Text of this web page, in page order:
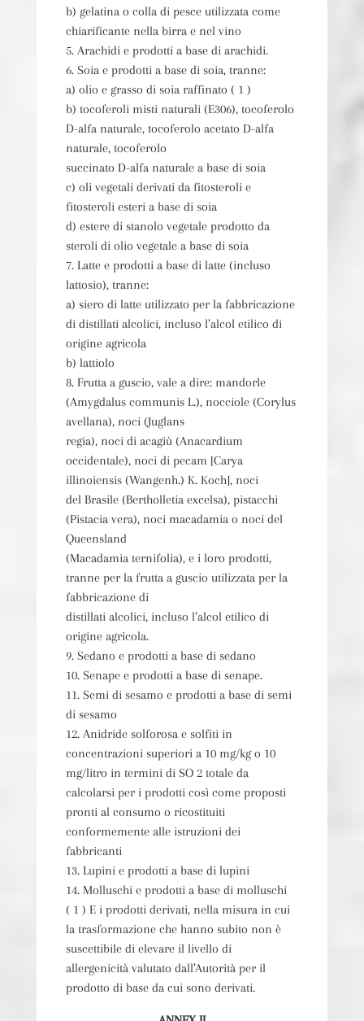
b) gelatina o colla di pesce utilizzata come
chiarificante nella birra e nel vino
5. Arachidi e prodotti a base di arachidi.
6. Soia e prodotti a base di soia, tranne:
a) olio e grasso di soia raffinato ( 1 )
b) tocoferoli misti naturali (E306), tocoferolo
D-alfa naturale, tocoferolo acetato D-alfa
naturale, tocoferolo
succinato D-alfa naturale a base di soia
c) oli vegetali derivati da fitosteroli e
fitosteroli esteri a base di soia
d) estere di stanolo vegetale prodotto da
steroli di olio vegetale a base di soia
7. Latte e prodotti a base di latte (incluso
lattosio), tranne:
a) siero di latte utilizzato per la fabbricazione
di distillati alcolici, incluso l’alcol etilico di
origine agricola
b) lattiolo
8. Frutta a guscio, vale a dire: mandorle
(Amygdalus communis L.), nocciole (Corylus
avellana), noci (Juglans
regia), noci di acagiù (Anacardium
occidentale), noci di pecam [Carya
illinoiensis (Wangenh.) K. Koch], noci
del Brasile (Bertholletia excelsa), pistacchi
(Pistacia vera), noci macadamia o noci del
Queensland
(Macadamia ternifolia), e i loro prodotti,
tranne per la frutta a guscio utilizzata per la
fabbricazione di
distillati alcolici, incluso l’alcol etilico di
origine agricola.
9. Sedano e prodotti a base di sedano
10. Senape e prodotti a base di senape.
11. Semi di sesamo e prodotti a base di semi
di sesamo
12. Anidride solforosa e solfiti in
concentrazioni superiori a 10 mg/kg o 10
mg/litro in termini di SO 2 totale da
calcolarsi per i prodotti così come proposti
pronti al consumo o ricostituiti
conformemente alle istruzioni dei
fabbricanti
13. Lupini e prodotti a base di lupini
14. Molluschi e prodotti a base di molluschi
( 1 ) E i prodotti derivati, nella misura in cui
la trasformazione che hanno subito non è
suscettibile di elevare il livello di
allergenicità valutato dall’Autorità per il
prodotto di base da cui sono derivati.